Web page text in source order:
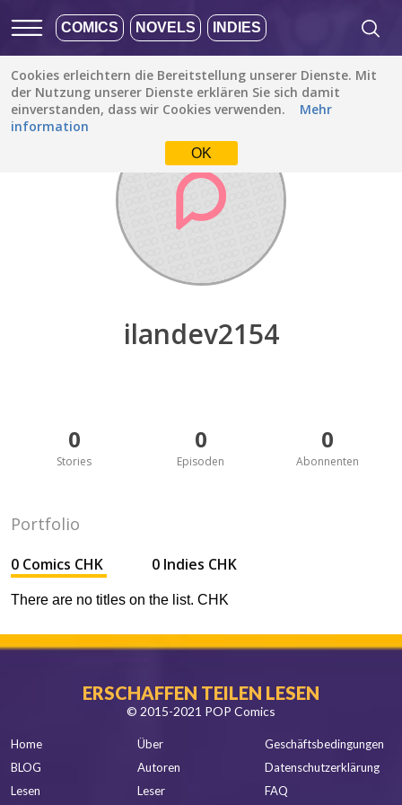
COMICS NOVELS INDIES
Cookies erleichtern die Bereitstellung unserer Dienste. Mit
der Nutzung unserer Dienste erklären Sie sich damit
einverstanden, dass wir Cookies verwenden.
Mehr
information
OK
Entdecken / ilandev2154
ilandev2154
0
Stories
0
Episoden
0
Abonnenten
Portfolio
0 Comics CHK 0 Indies CHK
There are no titles on the list. CHK
ERSCHAFFEN TEILEN LESEN
© 2015-2021 POP Comics
Home
BLOG
Lesen
Über
Autoren
Leser
Geschäftsbedingungen
Datenschutzerklärung
FAQ